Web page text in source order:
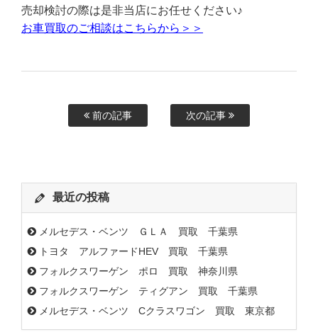
売却検討の際は是非当店にお任せください♪
お車買取のご相談はこちらから＞＞
前の記事 次の記事
最近の投稿
メルセデス・ベンツ ＧＬＡ 買取 千葉県
トヨタ アルファードHEV 買取 千葉県
フォルクスワーゲン ポロ 買取 神奈川県
フォルクスワーゲン ティグアン 買取 千葉県
メルセデス・ベンツ Cクラスワゴン 買取 東京都